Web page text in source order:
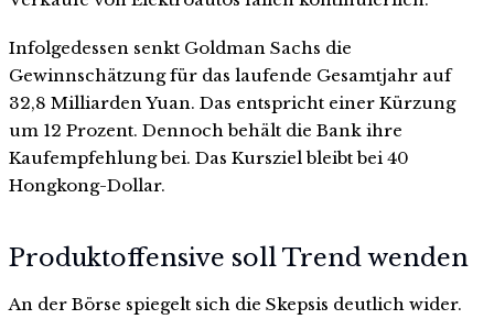
Infolgedessen senkt Goldman Sachs die
Gewinnschätzung für das laufende Gesamtjahr auf
32,8 Milliarden Yuan. Das entspricht einer Kürzung
um 12 Prozent. Dennoch behält die Bank ihre
Kaufempfehlung bei. Das Kursziel bleibt bei 40
Hongkong-Dollar.
Produktoffensive soll Trend wenden
An der Börse spiegelt sich die Skepsis deutlich wider.